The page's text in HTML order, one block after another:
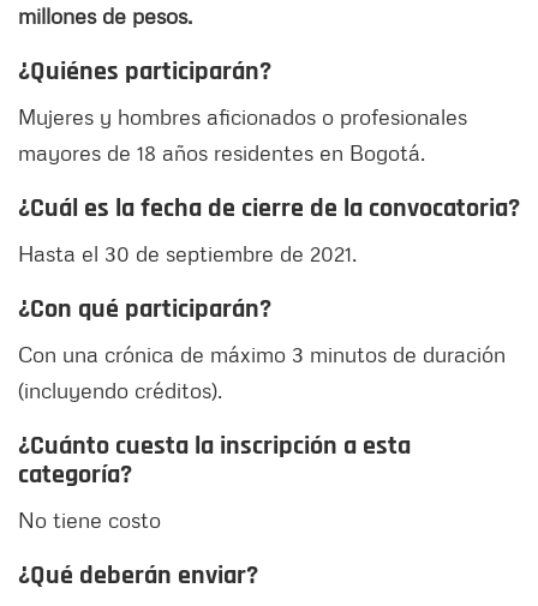
millones de pesos.
¿Quiénes participarán?
Mujeres y hombres aficionados o profesionales
mayores de 18 años residentes en Bogotá.
¿Cuál es la fecha de cierre de la convocatoria?
Hasta el 30 de septiembre de 2021.
¿Con qué participarán?
Con una crónica de máximo 3 minutos de duración
(incluyendo créditos).
¿Cuánto cuesta la inscripción a esta
categoría?
No tiene costo
¿Qué deberán enviar?